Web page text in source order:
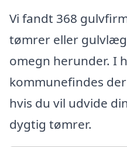
Vi fandt 368
tømrer eller
omegn herunder. I
kommunefindes
hvis du vil udvide
dygtig tømrer.